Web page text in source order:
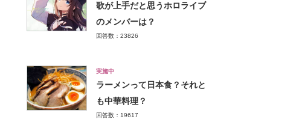
歌が上手だと思うホロライブ
のメンバーは？
回答数：23826
実施中
ラーメンって日本食？それと
も中華料理？
回答数：19617